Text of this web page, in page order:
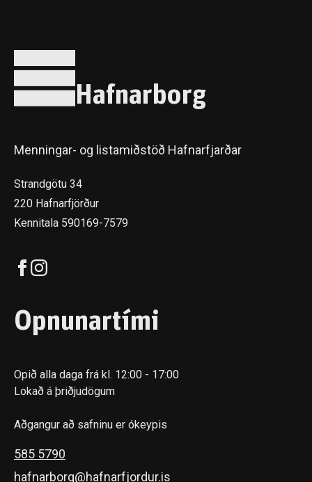
Hafnarborg
Menningar- og listamiðstöð Hafnarfjarðar
Strandgötu 34
220 Hafnarfjörður
Kennitala 590169-7579
Opnunartími
Opið alla daga frá kl. 12:00 - 17:00
Lokað á þriðjudögum
Aðgangur að safninu er ókeypis
585 5790
hafnarborg@hafnarfjordur.is